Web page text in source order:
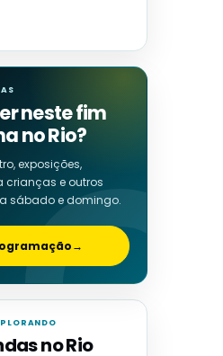
neste fim
no Rio?
exposições,
crianças e outros
sábado e domingo.
→
no Rio